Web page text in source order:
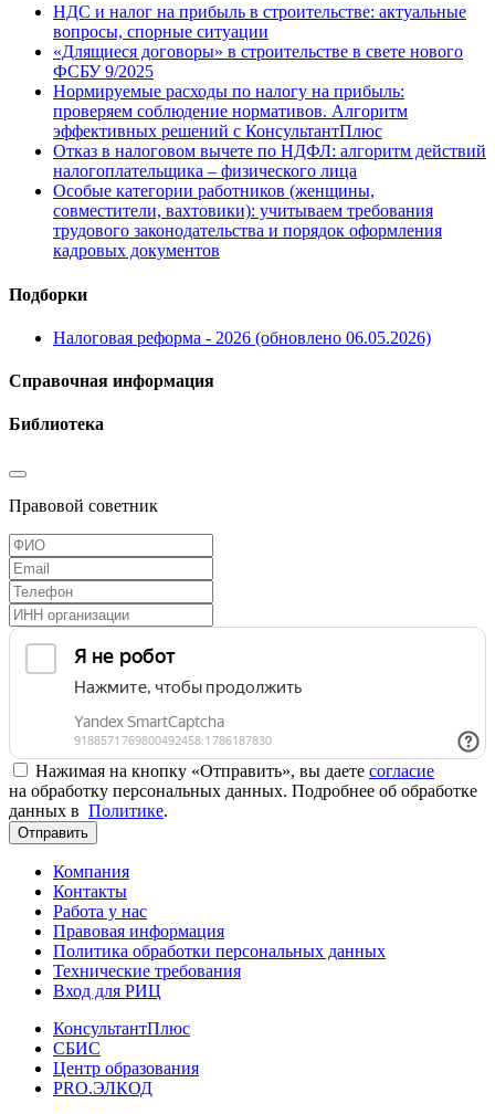
НДС и налог на прибыль в строительстве: актуальные
вопросы, спорные ситуации
«Длящиеся договоры» в строительстве в свете нового
ФСБУ 9/2025
Нормируемые расходы по налогу на прибыль:
проверяем соблюдение нормативов. Алгоритм
эффективных решений с КонсультантПлюс
Отказ в налоговом вычете по НДФЛ: алгоритм действий
налогоплательщика – физического лица
Особые категории работников (женщины,
совместители, вахтовики): учитываем требования
трудового законодательства и порядок оформления
кадровых документов
Подборки
Налоговая реформа - 2026 (обновлено 06.05.2026)
Справочная информация
Библиотека
Правовой советник
Нажимая на кнопку «Отправить», вы даете согласие
на обработку персональных данных. Подробнее об обработке
данных в Политике.
Отправить
Компания
Контакты
Работа у нас
Правовая информация
Политика обработки персональных данных
Технические требования
Вход для РИЦ
КонсультантПлюс
СБИС
Центр образования
PRO.ЭЛКОД